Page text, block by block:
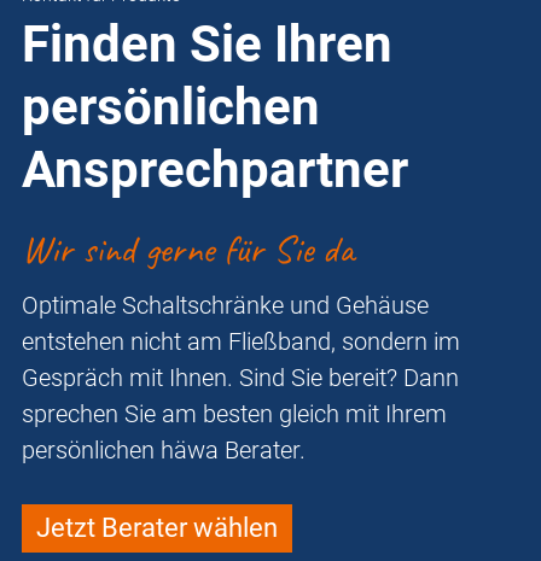
Finden Sie Ihren
persönlichen
Ansprechpartner
Wir sind gerne für Sie da
Optimale Schaltschränke und Gehäuse
entstehen nicht am Fließband, sondern im
Gespräch mit Ihnen. Sind Sie bereit? Dann
sprechen Sie am besten gleich mit Ihrem
persönlichen häwa Berater.
Jetzt Berater wählen